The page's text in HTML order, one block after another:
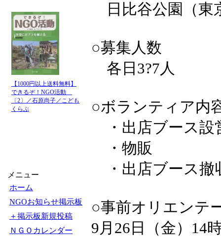
【1000円以上送料無料】
できるぞ！NGO活動
〔2〕／石原尚子／こども
くらぶ
メニュー
ホーム
NGOお知らせ掲示板
＋掲示板新規投稿
ＮＧＯカレンダー
日比谷公園（東
○募集人数
各日3?7人
○ボランティア内
・出店ブース設
・物販
・出店ブース
○事前オリエンテ
9月26日（金）14